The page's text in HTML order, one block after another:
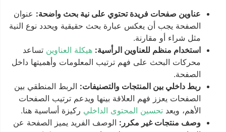
عناوين صفحات فريدة تحتوي على نية بحث واضحة:عنوان
الصفحة يجب أن يعكس عبارة بحث حقيقية ويحدد نوع النية
مثل شراء أو مقارنة.
استخدام منظم للعناوين الرأسية: هيكلة العناوينتساعد
محركات البحث على فهم ترتيب المعلومات وأهميتها داخل
الصفحة.
ربط داخلي بين المنتجات والتصنيفات:الربط المنطقي بين
الصفحات يعزز فهم العلاقة بينها ويدعم ترتيب الصفحات
الأهم، ويعدتحسين المحتوى الداخلي ركيزة أساسية هنا.
وصف منتجات غير مكرر: الوصف الفريد يميز الصفحة عن